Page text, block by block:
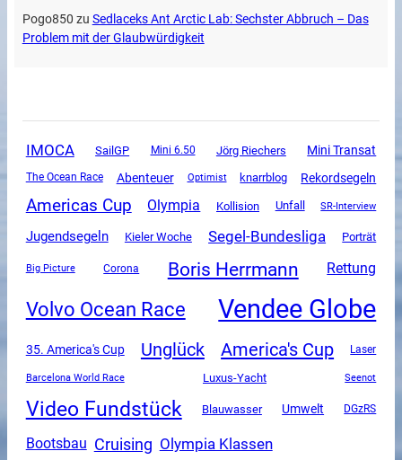
Pogo850 zu Sedlaceks Ant Arctic Lab: Sechster Abbruch – Das
Problem mit der Glaubwürdigkeit
IMOCA SailGP Mini 6.50 Jörg Riechers Mini Transat
The Ocean Race Abenteuer Optimist knarrblog Rekordsegeln
Americas Cup Olympia Kollision Unfall SR-Interview
Jugendsegeln Kieler Woche Segel-Bundesliga Porträt
Big Picture Corona Boris Herrmann Rettung
Volvo Ocean Race Vendee Globe
35. America's Cup Unglück America's Cup Laser
Barcelona World Race Luxus-Yacht Seenot
Video Fundstück Blauwasser Umwelt DGzRS
Bootsbau Cruising Olympia Klassen